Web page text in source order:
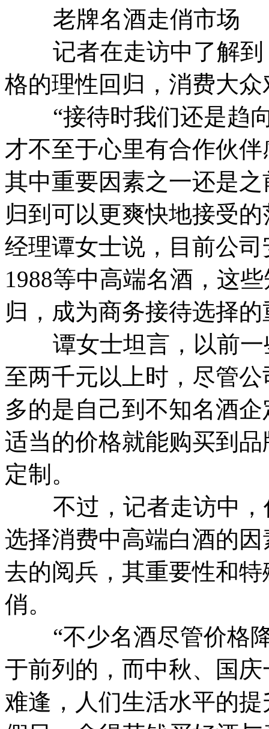
老牌名酒走俏市场
记者在走访中了解到
格的理性回归，消费大
“接待时我们还是趋向
才不至于心里有合作伙
其中重要因素之一还是
归到可以更爽快地接受
经理谭女士说，目前公
1988等中高端名酒，这
归，成为商务接待选择
谭女士坦言，以前一
至两千元以上时，尽管
多的是自己到不知名酒
适当的价格就能购买到
定制。
不过，记者走访中，
选择消费中高端白酒的
去的阅兵，其重要性和
俏。
“不少名酒尽管价格降
于前列的，而中秋、国
难逢，人们生活水平的